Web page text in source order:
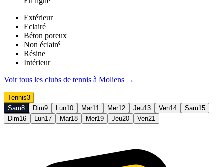
Extérieur
Eclairé
Béton poreux
Non éclairé
Résine
Intérieur
Voir tous les clubs de tennis à Moliens →
Tennis3
Sam8 Dim9 Lun10 Mar11 Mer12 Jeu13 Ven14 Sam15
Dim16 Lun17 Mar18 Mer19 Jeu20 Ven21